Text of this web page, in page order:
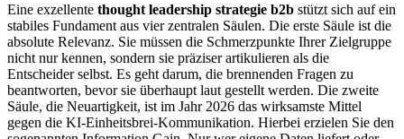
Eine exzellente thought leadership strategie b2b stützt sich auf ein
stabiles Fundament aus vier zentralen Säulen. Die erste Säule ist die
absolute Relevanz. Sie müssen die Schmerzpunkte Ihrer Zielgruppe
nicht nur kennen, sondern sie präziser artikulieren als die
Entscheider selbst. Es geht darum, die brennenden Fragen zu
beantworten, bevor sie überhaupt laut gestellt werden. Die zweite
Säule, die Neuartigkeit, ist im Jahr 2026 das wirksamste Mittel
gegen die KI-Einheitsbrei-Kommunikation. Hierbei erzielen Sie den